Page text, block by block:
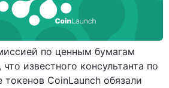
по ценным бумагам
известного консультанта по
CoinLaunch обязали